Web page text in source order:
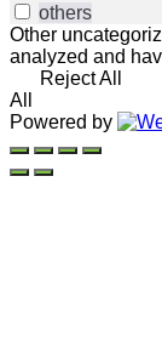
others
Other
analyzed and
Reject All
All
Powered by